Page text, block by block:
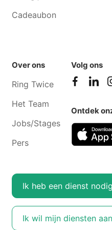
Cadeaubon
Over ons
Ring Twice
Het Team
Jobs/Stages
Pers
Volg ons
Ontdek
Ik heb een dienst nodig
Ik wil mijn diensten